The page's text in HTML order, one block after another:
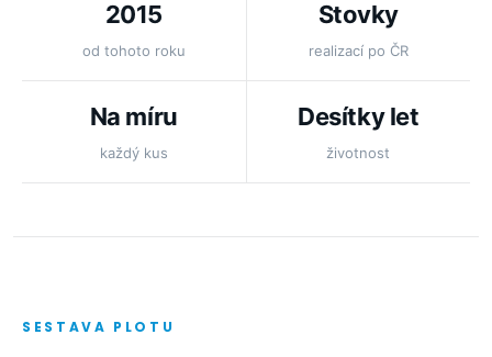
2015
od tohoto roku
Stovky
realizací po ČR
Na míru
každý kus
Desítky let
životnost
SESTAVA PLOTU